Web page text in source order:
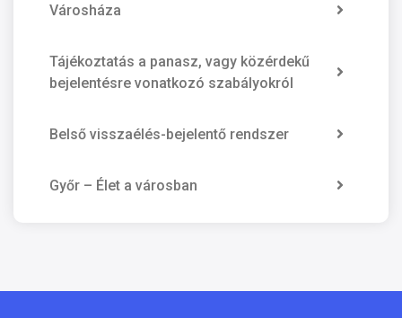
Városháza
Tájékoztatás a panasz, vagy közérdekű
bejelentésre vonatkozó szabályokról
Belső visszaélés-bejelentő rendszer
Győr – Élet a városban